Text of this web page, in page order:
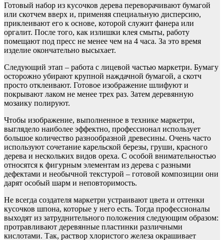
Готовый набор из кусочков дерева переворачивают бумагой
или скотчем вверх и, применяя специальную дисперсию,
приклеивают его к основе, которой служит фанера или
оргалит. После того, как излишки клея смыты, работу
помещают под пресс не менее чем на 4 часа. За это время
изделие окончательно высыхает.
Следующий этап – работа с лицевой частью маркетри. Бумагу
осторожно убирают крупной наждачной бумагой, а скотч
просто отклеивают. Готовое изображение шлифуют и
покрывают лаком не менее трех раз. Затем деревянную
мозаику полируют.
Чтобы изображение, выполненное в технике маркетри,
выглядело наиболее эффектно, профессионал использует
большое количество разнообразной древесины. Очень часто
используют сочетание карельской березы, груши, красного
дерева и нескольких видов ореха. С особой внимательностью
относятся к фигурным элементам из дерева с разными
дефектами и необычной текстурой – готовой композиции они
дарят особый шарм и неповторимость.
Не всегда создателя маркетри устраивают цвета и оттенки
кусочков шпона, которые у него есть. Тогда профессионалы
выходят из затруднительного положения следующим образом:
протравливают деревянные пластинки различными
кислотами. Так, раствор хлористого железа окрашивает